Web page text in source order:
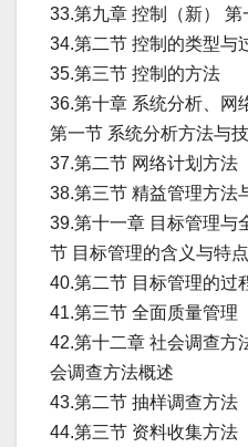
33.第九章 控制（新） 第
34.第二节 控制的类型与
35.第三节 控制的方法
36.第十章 系统分析、网
第一节 系统分析方法与
37.第二节 网络计划方法
38.第三节 精益管理方法
39.第十一章 目标管理与
节 目标管理的含义与特点
40.第二节 目标管理的过
41.第三节 全面质量管理
42.第十二章 社会调查方
会调查方法概述
43.第二节 抽样调查方法
44.第三节 资料收集方法